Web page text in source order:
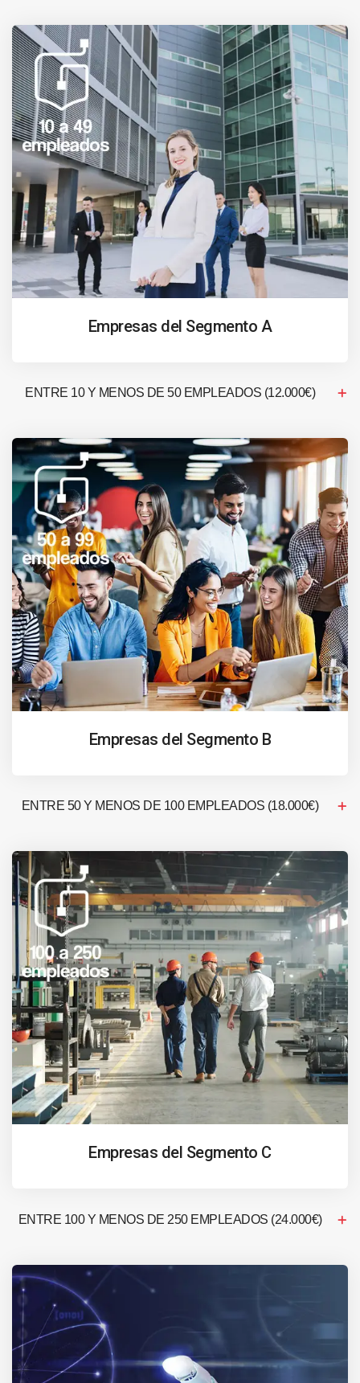
Empresas del Segmento A
ENTRE 10 Y MENOS DE 50 EMPLEADOS (12.000€)
Empresas del Segmento B
ENTRE 50 Y MENOS DE 100 EMPLEADOS (18.000€)
Empresas del Segmento C
ENTRE 100 Y MENOS DE 250 EMPLEADOS (24.000€)